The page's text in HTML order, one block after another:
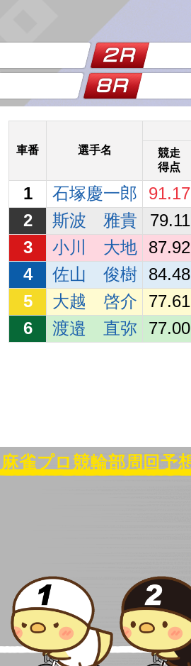
車番 選手名
競走
得点
1 石塚慶一郎 91.17
2
斯波 雅貴 79.11
3
小川 大地 87.92
4
佐山 俊樹 84.48
5
大越 啓介 77.61
6
渡邉 直弥 77.00